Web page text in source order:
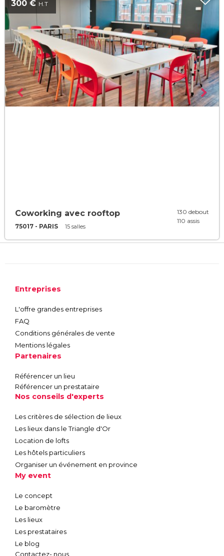
300 € H.T
Coworking avec rooftop
75017 - PARIS 15 salles
130 debout
110 assis
Entreprises
L'offre grandes entreprises
FAQ
Conditions générales de vente
Mentions légales
Partenaires
Référencer un lieu
Référencer un prestataire
Nos conseils d'experts
Les critères de sélection de lieux
Les lieux dans le Triangle d'Or
Location de lofts
Les hôtels particuliers
Organiser un événement en province
My event
Le concept
Le baromètre
Les lieux
Les prestataires
Le blog
Contactez- nous